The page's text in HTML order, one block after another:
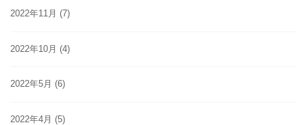
2022年11月 (7)
2022年10月 (4)
2022年5月 (6)
2022年4月 (5)